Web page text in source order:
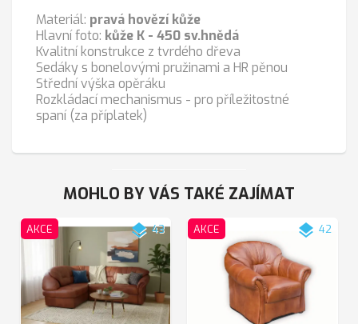
Materiál: pravá hovězí kůže
Hlavní foto: kůže K - 450 sv.hnědá
Kvalitní konstrukce z tvrdého dřeva
Sedáky s bonelovými pružinami a HR pěnou
Střední výška opěráku
Rozkládací mechanismus - pro příležitostné
spaní (za příplatek)
MOHLO BY VÁS TAKÉ ZAJÍMAT
AKCE layers43 AKCE layers 42